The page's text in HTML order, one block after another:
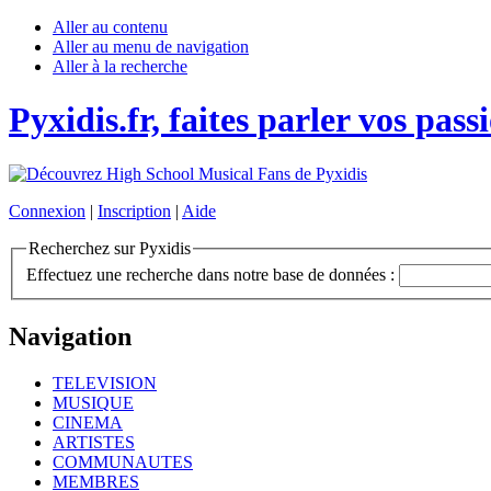
Aller au contenu
Aller au menu de navigation
Aller à la recherche
Pyxidis.fr, faites parler vos
Connexion | Inscription | Aide
Recherchez sur Pyxidis
Effectuez une recherche dans notre base de données :
Navigation
TELEVISION
MUSIQUE
CINEMA
ARTISTES
COMMUNAUTES
MEMBRES